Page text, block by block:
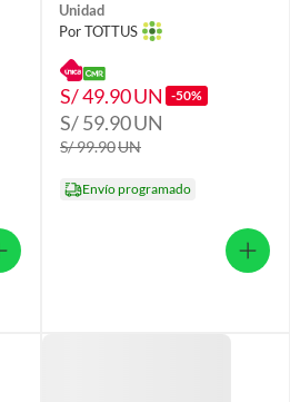
Unidad
Por TOTTUS
S/ 49.90UN -50%
S/ 59.90UN
S/ 99.90UN
Envío programado